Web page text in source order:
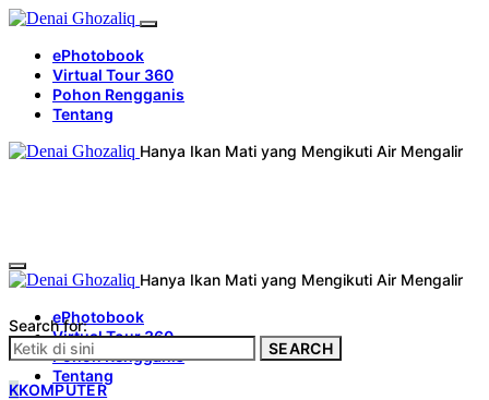
ePhotobook
Virtual Tour 360
Pohon Rengganis
Tentang
Hanya Ikan Mati yang Mengikuti Air Mengalir
Hanya Ikan Mati yang Mengikuti Air Mengalir
ePhotobook
Virtual Tour 360
Pohon Rengganis
Tentang
Search for:
SEARCH
KKOMPUTER